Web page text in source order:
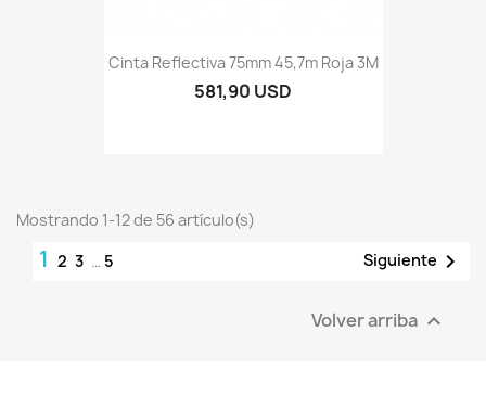
Cinta Reflectiva 75mm 45,7m Roja 3M
581,90 USD
Mostrando 1-12 de 56 artículo(s)
1 2 3 … 5 Siguiente 
Volver arriba 